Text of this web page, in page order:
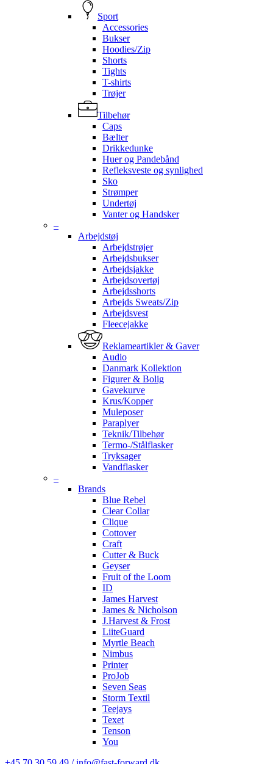
Sport
Accessories
Bukser
Hoodies/Zip
Shorts
Tights
T-shirts
Trøjer
Tilbehør
Caps
Bælter
Drikkedunke
Huer og Pandebånd
Refleksveste og synlighed
Sko
Strømper
Undertøj
Vanter og Handsker
–
Arbejdstøj
Arbejdstrøjer
Arbejdsbukser
Arbejdsjakke
Arbejdsovertøj
Arbejdsshorts
Arbejds Sweats/Zip
Arbejdsvest
Fleecejakke
Reklameartikler & Gaver
Audio
Danmark Kollektion
Figurer & Bolig
Gavekurve
Krus/Kopper
Muleposer
Paraplyer
Teknik/Tilbehør
Termo-/Stålflasker
Tryksager
Vandflasker
–
Brands
Blue Rebel
Clear Collar
Clique
Cottover
Craft
Cutter & Buck
Geyser
Fruit of the Loom
ID
James Harvest
James & Nicholson
J.Harvest & Frost
LiiteGuard
Myrtle Beach
Nimbus
Printer
ProJob
Seven Seas
Storm Textil
Teejays
Texet
Tenson
You